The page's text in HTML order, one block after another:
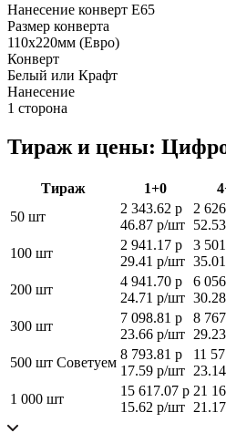
Нанесение конверт Е65
Размер конверта
110х220мм (Евро)
Конверт
Белый или Крафт
Нанесение
1 сторона
Тираж и цены:
Тираж 1+0
50 шт
2 343.62 р
46.87 р/шт
2
100 шт
2 941.17 р
29.41 р/шт
3
200 шт
4 941.70 р
24.71 р/шт
6
300 шт
7 098.81 р
23.66 р/шт
8
500 шт Советуем
8 793.81 р
17.59 р/шт
11
1 000 шт
15 617.07 р
15.62 р/шт
21